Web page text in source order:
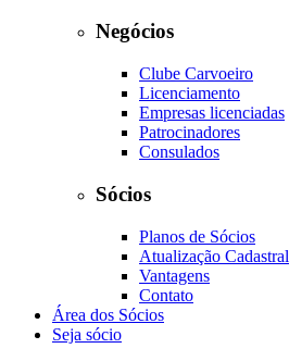
Negócios
Clube Carvoeiro
Licenciamento
Empresas licenciadas
Patrocinadores
Consulados
Sócios
Planos de Sócios
Atualização Cadastral
Vantagens
Contato
Área dos Sócios
Seja sócio